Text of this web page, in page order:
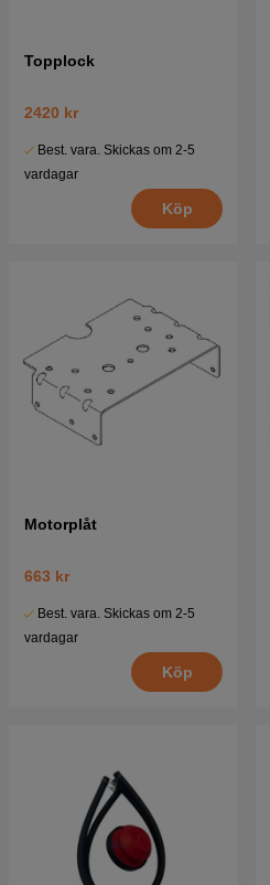
Topplock
2420 kr
Best. vara. Skickas om 2-5
vardagar
Köp
Motorplåt
663 kr
Best. vara. Skickas om 2-5
vardagar
Köp